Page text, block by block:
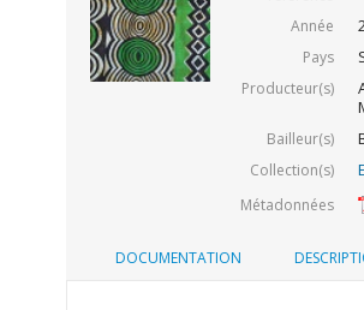
Année
Pays
Producteur(s)
Bailleur(s)
Collection(s)
Métadonnées
DOCUMENTATION